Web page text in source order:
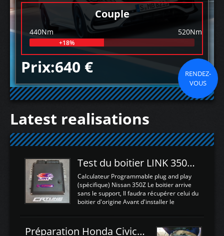
Couple
440Nm 520Nm
+18%
Prix:640 €
RENDEZ-
VOUS
Latest realisations
Test du boitier LINK 350Z Plugin ECU
Calculateur Programmable plug and play
(spécifique) Nissan 350Z Le boitier arrive
sans le support, Il faudra récupérer celui du
boitier d'origine Avant d'installer le
d'envoyer l'information de la large bande
Préparation Honda Civic Type R FK2